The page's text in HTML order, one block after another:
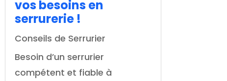
vos besoins en
serrurerie !
Conseils de Serrurier
Besoin d’un serrurier
compétent et fiable à